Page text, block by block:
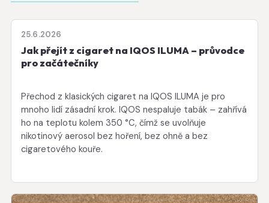
25.6.2026
Jak přejít z cigaret na IQOS ILUMA – průvodce
pro začátečníky
Přechod z klasických cigaret na IQOS ILUMA je pro
mnoho lidí zásadní krok. IQOS nespaluje tabák – zahřívá
ho na teplotu kolem 350 °C, čímž se uvolňuje
nikotinový aerosol bez hoření, bez ohně a bez
cigaretového kouře.